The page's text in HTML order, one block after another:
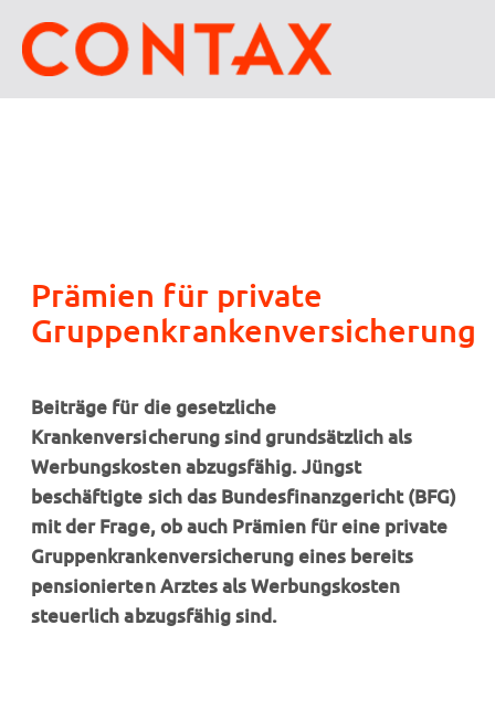
Prämien für private
Gruppenkrankenversicherung
Beiträge für die gesetzliche
Krankenversicherung sind grundsätzlich als
Werbungskosten abzugsfähig. Jüngst
beschäftigte sich das Bundesfinanzgericht (BFG)
mit der Frage, ob auch Prämien für eine private
Gruppenkrankenversicherung eines bereits
pensionierten Arztes als Werbungskosten
steuerlich abzugsfähig sind.